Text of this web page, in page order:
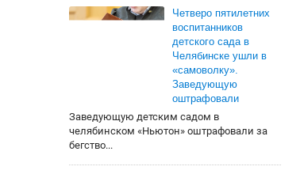
Четверо пятилетних
воспитанников
детского сада в
Челябинске ушли в
«самоволку».
Заведующую
оштрафовали
Заведующую детским садом в
челябинском «Ньютон» оштрафовали за
бегство...